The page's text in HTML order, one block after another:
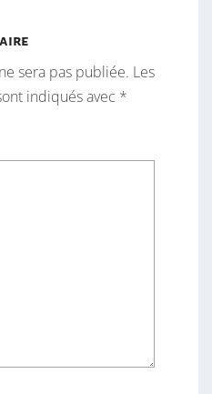
sera pas publiée. Les
indiqués avec *